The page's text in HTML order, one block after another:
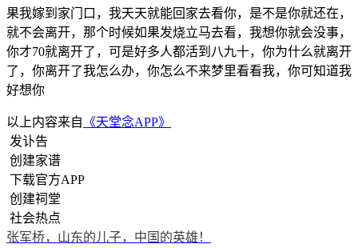
果我嫁到家门口，我天天就能回家去看你，是不是你就还在，
就不会离开，那个时候如果发烧立马去看，我想你就会没事，
你才70就离开了，可是好多人都活到八九十，你为什么就离开
了，你离开了我怎么办，你怎么不来梦里看看我，你可知道我
好想你
以上内容来自 《天堂念APP》
发讣告
创建家谱
下载官方APP
创建祠堂
社会热点
张军桥，山东的儿子，中国的英雄！